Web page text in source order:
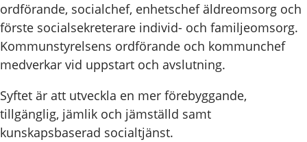
ordförande, socialchef, enhetschef äldreomsorg och
förste socialsekreterare individ- och familjeomsorg.
Kommunstyrelsens ordförande och kommunchef
medverkar vid uppstart och avslutning.
Syftet är att utveckla en mer förebyggande,
tillgänglig, jämlik och jämställd samt
kunskapsbaserad socialtjänst.